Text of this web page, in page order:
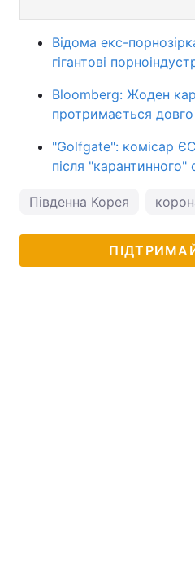
Відома екс-
гігантові
Bloomberg: Жоден
протримається довго
"Golfgate": комісар
після "карантинного"
Південна Корея